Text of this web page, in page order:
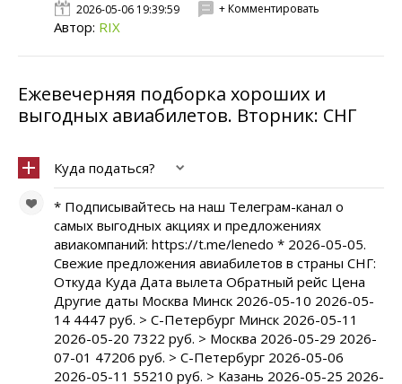
2026-05-06 19:39:59 + Комментировать
Автор: RIX
Ежевечерняя подборка хороших и
выгодных авиабилетов. Вторник: СНГ
Куда податься?
* Подписывайтесь на наш Телеграм-канал о
самых выгодных акциях и предложениях
авиакомпаний: https://t.me/lenedo * 2026-05-05.
Свежие предложения авиабилетов в страны СНГ:
Откуда Куда Дата вылета Обратный рейс Цена
Другие даты Москва Минск 2026-05-10 2026-05-
14 4447 руб. > С-Петербург Минск 2026-05-11
2026-05-20 7322 руб. > Москва 2026-05-29 2026-
07-01 47206 руб. > С-Петербург 2026-05-06
2026-05-11 55210 руб. > Казань 2026-05-25 2026-